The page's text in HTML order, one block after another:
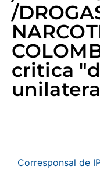
/
critica
Corresponsal de